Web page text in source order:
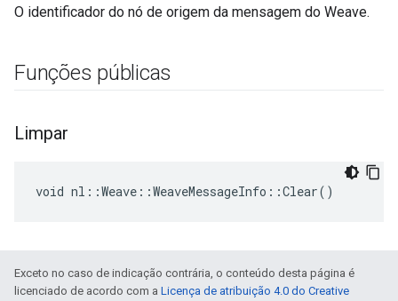
O identificador do nó de origem da mensagem do Weave.
Funções públicas
Limpar
void nl::Weave::WeaveMessageInfo::Clear()
Exceto no caso de indicação contrária, o conteúdo desta página é
licenciado de acordo com a Licença de atribuição 4.0 do Creative